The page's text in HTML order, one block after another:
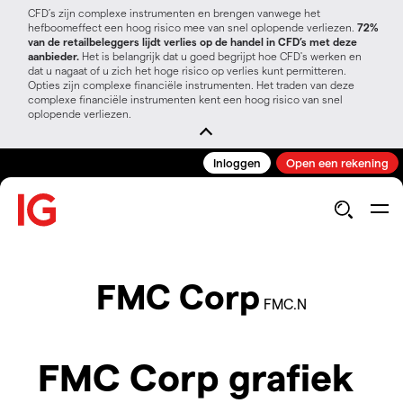
CFD’s zijn complexe instrumenten en brengen vanwege het
hefboomeffect een hoog risico mee van snel oplopende verliezen. 72%
van de retailbeleggers lijdt verlies op de handel in CFD’s met deze
aanbieder. Het is belangrijk dat u goed begrijpt hoe CFD's werken en
dat u nagaat of u zich het hoge risico op verlies kunt permitteren.
Opties zijn complexe financiële instrumenten. Het traden van deze
complexe financiële instrumenten kent een hoog risico van snel
oplopende verliezen.
Inloggen Open een rekening
FMC Corp FMC.N
FMC Corp grafiek